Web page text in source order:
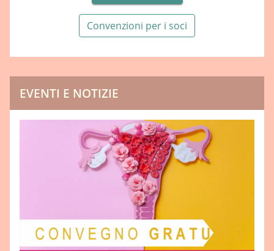
Convenzioni per i soci
EVENTI E NOTIZIE